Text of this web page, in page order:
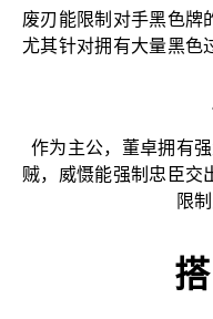
废刃能限制对手黑色牌
尤其针对拥有大量黑色
作为主公，董卓拥有
贼，威慑能强制忠臣交
限